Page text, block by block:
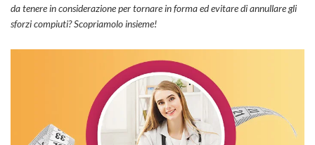
da tenere in considerazione per tornare in forma ed evitare di annullare gli
sforzi compiuti? Scopriamolo insieme!